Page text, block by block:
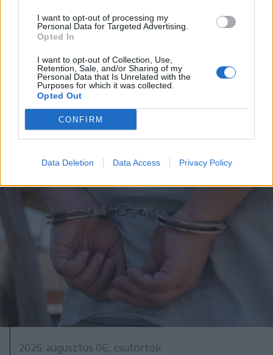
I want to opt-out of processing my
Personal Data for Targeted Advertising.
Opted In
I want to opt-out of Collection, Use,
Retention, Sale, and/or Sharing of my
Personal Data that Is Unrelated with the
Purposes for which it was collected.
Opted Out
CONFIRM
Data Deletion Data Access Privacy Policy
Életét vesztette két halász, akiket
villámcsapás ért a Maros partján –
frissítve
2026. augusztus 06., csütörtök